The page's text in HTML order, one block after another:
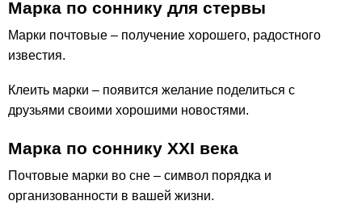
Марка по соннику для стервы
Марки почтовые – получение хорошего, радостного
известия.
Клеить марки – появится желание поделиться с
друзьями своими хорошими новостями.
Марка по соннику ХХІ века
Почтовые марки во сне – символ порядка и
организованности в вашей жизни.